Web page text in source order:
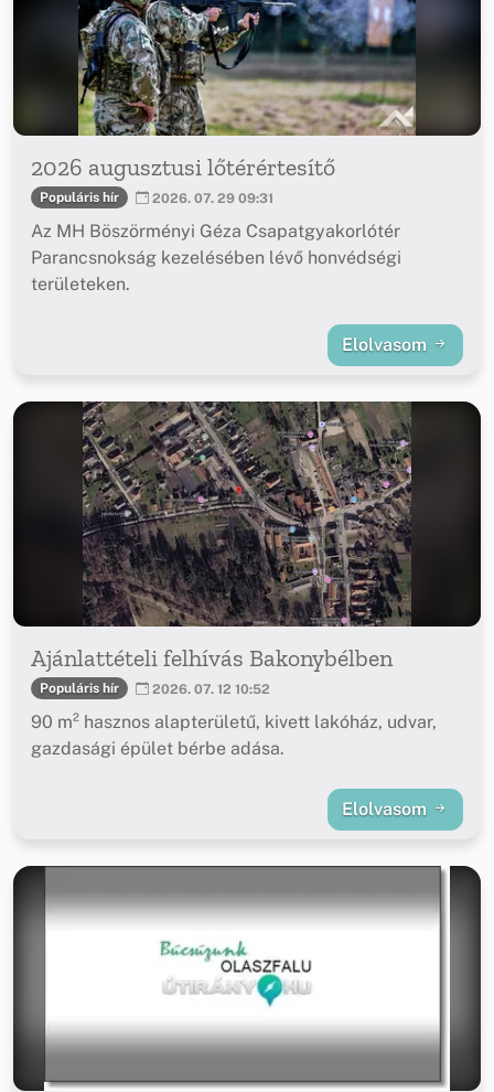
2026 augusztusi lőtérértesítő
Populáris hír 2026. 07. 29 09:31
Az MH Böszörményi Géza Csapatgyakorlótér
Parancsnokság kezelésében lévő honvédségi
területeken.
Elolvasom
Ajánlattételi felhívás Bakonybélben
Populáris hír 2026. 07. 12 10:52
90 m² hasznos alapterületű, kivett lakóház, udvar,
gazdasági épület bérbe adása.
Elolvasom